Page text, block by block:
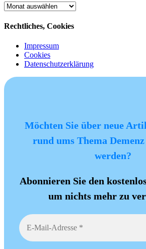
Archiv
Rechtliches, Cookies
Impressum
Cookies
Datenschutzerklärung
Möchten Sie über neue
rund ums Thema
werden?
Abonnieren Sie den
um nichts mehr zu